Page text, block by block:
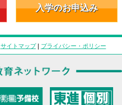
入学のお申込み
サイトマップ| プライバシー・ポリシー